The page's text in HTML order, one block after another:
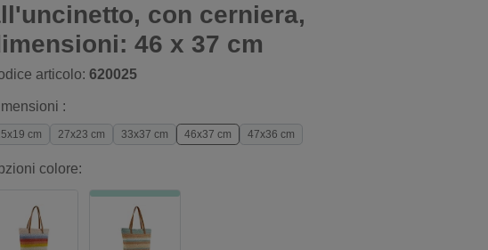
con cerniera,
46 x 37 cm
articolo: 620025
:
cm 27x23 cm 33x37 cm 46x37 cm 47x36 cm
colore: